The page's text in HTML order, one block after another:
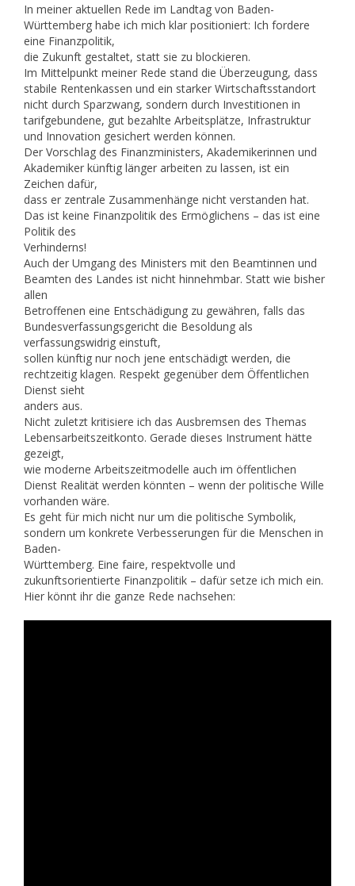
In meiner aktuellen Rede im Landtag von Baden-
Württemberg habe ich mich klar positioniert: Ich fordere
eine Finanzpolitik,
die Zukunft gestaltet, statt sie zu blockieren.
Im Mittelpunkt meiner Rede stand die Überzeugung, dass
stabile Rentenkassen und ein starker Wirtschaftsstandort
nicht durch Sparzwang, sondern durch Investitionen in
tarifgebundene, gut bezahlte Arbeitsplätze, Infrastruktur
und Innovation gesichert werden können.
Der Vorschlag des Finanzministers, Akademikerinnen und
Akademiker künftig länger arbeiten zu lassen, ist ein
Zeichen dafür,
dass er zentrale Zusammenhänge nicht verstanden hat.
Das ist keine Finanzpolitik des Ermöglichens – das ist eine
Politik des
Verhinderns!
Auch der Umgang des Ministers mit den Beamtinnen und
Beamten des Landes ist nicht hinnehmbar. Statt wie bisher
allen
Betroffenen eine Entschädigung zu gewähren, falls das
Bundesverfassungsgericht die Besoldung als
verfassungswidrig einstuft,
sollen künftig nur noch jene entschädigt werden, die
rechtzeitig klagen. Respekt gegenüber dem Öffentlichen
Dienst sieht
anders aus.
Nicht zuletzt kritisiere ich das Ausbremsen des Themas
Lebensarbeitszeitkonto. Gerade dieses Instrument hätte
gezeigt,
wie moderne Arbeitszeitmodelle auch im öffentlichen
Dienst Realität werden könnten – wenn der politische Wille
vorhanden wäre.
Es geht für mich nicht nur um die politische Symbolik,
sondern um konkrete Verbesserungen für die Menschen in
Baden-
Württemberg. Eine faire, respektvolle und
zukunftsorientierte Finanzpolitik – dafür setze ich mich ein.
Hier könnt ihr die ganze Rede nachsehen: